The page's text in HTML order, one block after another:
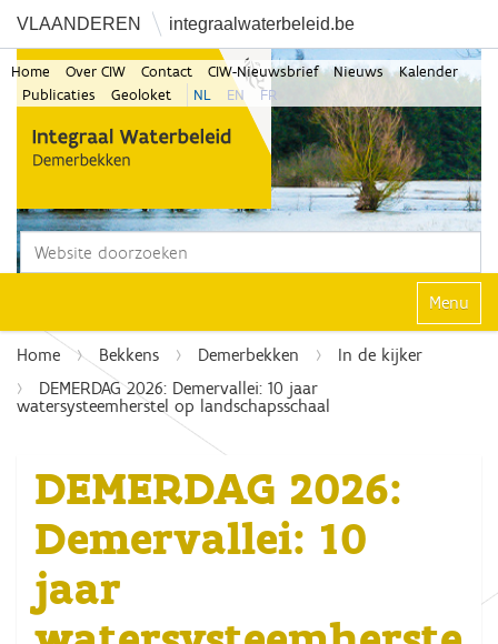
VLAANDEREN integraalwaterbeleid.be
Zoek
Home Over CIW Contact CIW-Nieuwsbrief Nieuws
Kalender
Publicaties
Geoloket NL EN FR
Klap
Home Bekkens Demerbekken
In de kijker
DEMERDAG 2026: Demervallei: 10 jaar
watersysteemherstel op landschapsschaal
DEMERDAG 2026:
Demervallei: 10
jaar